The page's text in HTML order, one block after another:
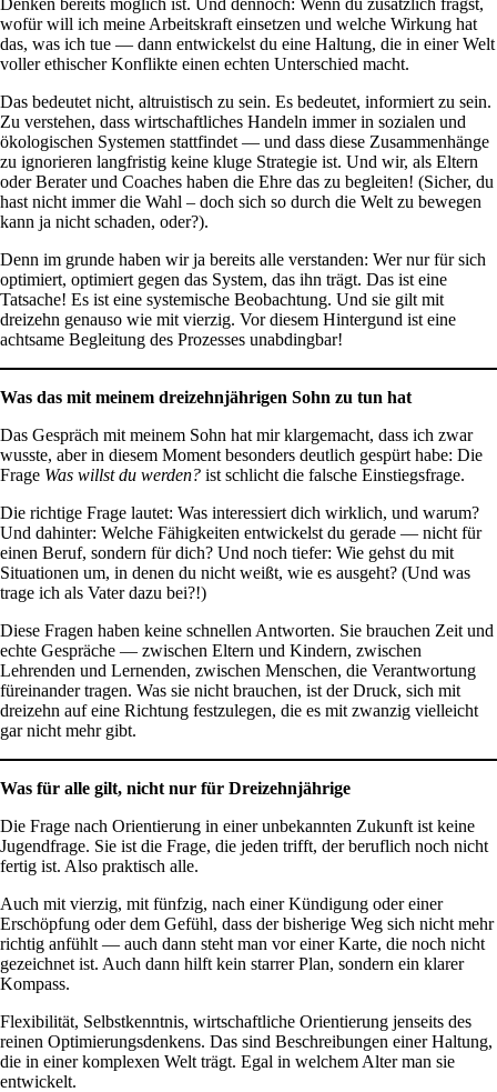
wofür will ich meine Arbeitskraft einsetzen und welche Wirkung hat
das, was ich tue — dann entwickelst du eine Haltung, die in einer Welt
voller ethischer Konflikte einen echten Unterschied macht.
Das bedeutet nicht, altruistisch zu sein. Es bedeutet, informiert zu sein.
Zu verstehen, dass wirtschaftliches Handeln immer in sozialen und
ökologischen Systemen stattfindet — und dass diese Zusammenhänge
zu ignorieren langfristig keine kluge Strategie ist. Und wir, als Eltern
oder Berater und Coaches haben die Ehre das zu begleiten! (Sicher, du
hast nicht immer die Wahl – doch sich so durch die Welt zu bewegen
kann ja nicht schaden, oder?).
Denn im grunde haben wir ja bereits alle verstanden: Wer nur für sich
optimiert, optimiert gegen das System, das ihn trägt. Das ist eine
Tatsache! Es ist eine systemische Beobachtung. Und sie gilt mit
dreizehn genauso wie mit vierzig. Vor diesem Hintergund ist eine
achtsame Begleitung des Prozesses unabdingbar!
Was das mit meinem dreizehnjährigen Sohn zu tun hat
Das Gespräch mit meinem Sohn hat mir klargemacht, dass ich zwar
wusste, aber in diesem Moment besonders deutlich gespürt habe: Die
Frage Was willst du werden? ist schlicht die falsche Einstiegsfrage.
Die richtige Frage lautet: Was interessiert dich wirklich, und warum?
Und dahinter: Welche Fähigkeiten entwickelst du gerade — nicht für
einen Beruf, sondern für dich? Und noch tiefer: Wie gehst du mit
Situationen um, in denen du nicht weißt, wie es ausgeht? (Und was
trage ich als Vater dazu bei?!)
Diese Fragen haben keine schnellen Antworten. Sie brauchen Zeit und
echte Gespräche — zwischen Eltern und Kindern, zwischen
Lehrenden und Lernenden, zwischen Menschen, die Verantwortung
füreinander tragen. Was sie nicht brauchen, ist der Druck, sich mit
dreizehn auf eine Richtung festzulegen, die es mit zwanzig vielleicht
gar nicht mehr gibt.
Was für alle gilt, nicht nur für Dreizehnjährige
Die Frage nach Orientierung in einer unbekannten Zukunft ist keine
Jugendfrage. Sie ist die Frage, die jeden trifft, der beruflich noch nicht
fertig ist. Also praktisch alle.
Auch mit vierzig, mit fünfzig, nach einer Kündigung oder einer
Erschöpfung oder dem Gefühl, dass der bisherige Weg sich nicht mehr
richtig anfühlt — auch dann steht man vor einer Karte, die noch nicht
gezeichnet ist. Auch dann hilft kein starrer Plan, sondern ein klarer
Kompass.
Flexibilität, Selbstkenntnis, wirtschaftliche Orientierung jenseits des
reinen Optimierungsdenkens. Das sind Beschreibungen einer Haltung,
die in einer komplexen Welt trägt. Egal in welchem Alter man sie
entwickelt.